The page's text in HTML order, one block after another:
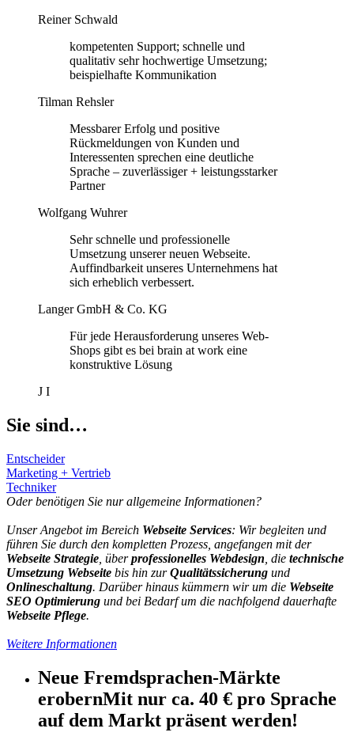
Reiner Schwald
kompetenten Support; schnelle und
qualitativ sehr hochwertige Umsetzung;
beispielhafte Kommunikation
Tilman Rehsler
Messbarer Erfolg und positive
Rückmeldungen von Kunden und
Interessenten sprechen eine deutliche
Sprache – zuverlässiger + leistungsstarker
Partner
Wolfgang Wuhrer
Sehr schnelle und professionelle
Umsetzung unserer neuen Webseite.
Auffindbarkeit unseres Unternehmens hat
sich erheblich verbessert.
Langer GmbH & Co. KG
Für jede Herausforderung unseres Web-
Shops gibt es bei brain at work eine
konstruktive Lösung
J I
Sie sind…
Entscheider
Marketing + Vertrieb
Techniker
Oder benötigen Sie nur allgemeine Informationen?
Unser Angebot im Bereich Webseite Services: Wir begleiten und
führen Sie durch den kompletten Prozess, angefangen mit der
Webseite Strategie , überprofessionelles Webdesign , die technische
Umsetzung Webseite bis hin zurQualitätssicherung und
Onlineschaltung. Darüber hinaus kümmern wir um die Webseite
SEO Optimierung und bei Bedarf um die nachfolgend dauerhafte
Webseite Pflege.
Weitere Informationen
Neue Fremdsprachen-Märkte
erobernMit nur ca. 40 € pro Sprache
auf dem Markt präsent werden!